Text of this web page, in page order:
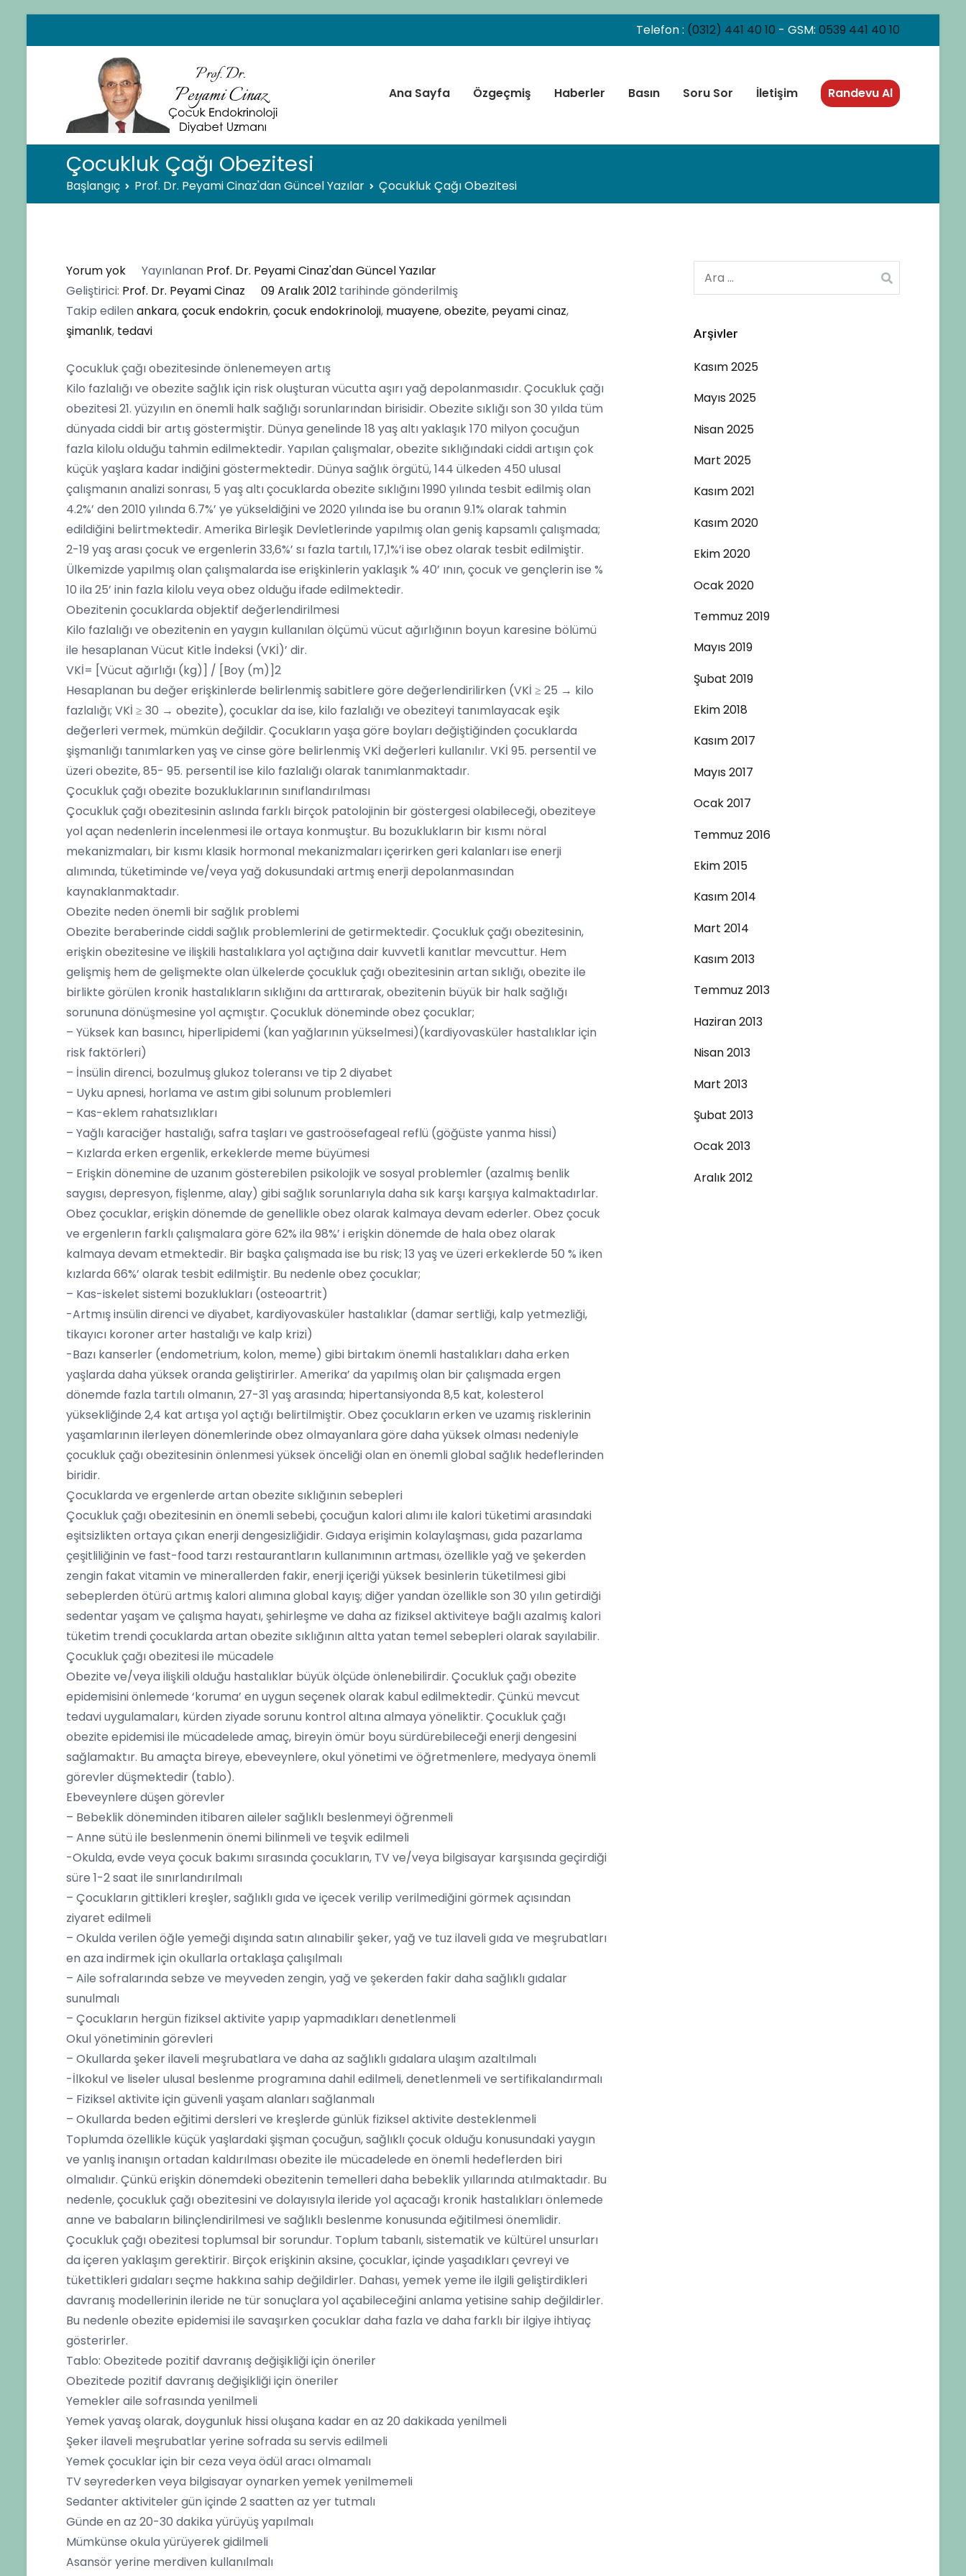
geç
Telefon : (0312) 441 40 10 - GSM: 0539 441 40 10
Prof. Dr. Peyami CİNAZ
Çocuk Endokrinolojisi ve Diyabet Uzmanı – Ankara
Ana Sayfa Özgeçmiş Haberler Basın Soru Sor İletişim Randevu Al
Çocukluk Çağı Obezitesi
Başlangıç Prof. Dr. Peyami Cinaz'dan Güncel Yazılar Çocukluk Çağı Obezitesi
Yorum yokÇocukluk
Çağı
Obezitesi
Yayınlanan Prof. Dr. Peyami Cinaz'dan Güncel Yazılar
Geliştirici: Prof. Dr. Peyami Cinaz 09 Aralık 2012tarihinde gönderilmiş
Takip edilenankara,çocuk endokrin,çocuk endokrinoloji, muayene,obezite, peyami cinaz,
şimanlık, tedavi
Çocukluk çağı obezitesinde önlenemeyen artış
Kilo fazlalığı ve obezite sağlık için risk oluşturan vücutta aşırı yağ depolanmasıdır. Çocukluk çağı
obezitesi 21. yüzyılın en önemli halk sağlığı sorunlarından birisidir. Obezite sıklığı son 30 yılda tüm
dünyada ciddi bir artış göstermiştir. Dünya genelinde 18 yaş altı yaklaşık 170 milyon çocuğun
fazla kilolu olduğu tahmin edilmektedir. Yapılan çalışmalar, obezite sıklığındaki ciddi artışın çok
küçük yaşlara kadar indiğini göstermektedir. Dünya sağlık örgütü, 144 ülkeden 450 ulusal
çalışmanın analizi sonrası, 5 yaş altı çocuklarda obezite sıklığını 1990 yılında tesbit edilmiş olan
4.2%’ den 2010 yılında 6.7%’ ye yükseldiğini ve 2020 yılında ise bu oranın 9.1% olarak tahmin
edildiğini belirtmektedir. Amerika Birleşik Devletlerinde yapılmış olan geniş kapsamlı çalışmada;
2-19 yaş arası çocuk ve ergenlerin 33,6%’ sı fazla tartılı, 17,1%’i ise obez olarak tesbit edilmiştir.
Ülkemizde yapılmış olan çalışmalarda ise erişkinlerin yaklaşık % 40’ ının, çocuk ve gençlerin ise %
10 ila 25’ inin fazla kilolu veya obez olduğu ifade edilmektedir.
Obezitenin çocuklarda objektif değerlendirilmesi
Kilo fazlalığı ve obezitenin en yaygın kullanılan ölçümü vücut ağırlığının boyun karesine bölümü
ile hesaplanan Vücut Kitle İndeksi (VKİ)’ dir.
VKİ= [Vücut ağırlığı (kg)] / [Boy (m)]2
Hesaplanan bu değer erişkinlerde belirlenmiş sabitlere göre değerlendirilirken (VKİ ≥ 25 → kilo
fazlalığı; VKİ ≥ 30 → obezite), çocuklar da ise, kilo fazlalığı ve obeziteyi tanımlayacak eşik
değerleri vermek, mümkün değildir. Çocukların yaşa göre boyları değiştiğinden çocuklarda
şişmanlığı tanımlarken yaş ve cinse göre belirlenmiş VKİ değerleri kullanılır. VKİ 95. persentil ve
üzeri obezite, 85- 95. persentil ise kilo fazlalığı olarak tanımlanmaktadır.
Çocukluk çağı obezite bozukluklarının sınıflandırılması
Çocukluk çağı obezitesinin aslında farklı birçok patolojinin bir göstergesi olabileceği, obeziteye
yol açan nedenlerin incelenmesi ile ortaya konmuştur. Bu bozuklukların bir kısmı nöral
mekanizmaları, bir kısmı klasik hormonal mekanizmaları içerirken geri kalanları ise enerji
alımında, tüketiminde ve/veya yağ dokusundaki artmış enerji depolanmasından
kaynaklanmaktadır.
Obezite neden önemli bir sağlık problemi
Obezite beraberinde ciddi sağlık problemlerini de getirmektedir. Çocukluk çağı obezitesinin,
erişkin obezitesine ve ilişkili hastalıklara yol açtığına dair kuvvetli kanıtlar mevcuttur. Hem
gelişmiş hem de gelişmekte olan ülkelerde çocukluk çağı obezitesinin artan sıklığı, obezite ile
birlikte görülen kronik hastalıkların sıklığını da arttırarak, obezitenin büyük bir halk sağlığı
sorununa dönüşmesine yol açmıştır. Çocukluk döneminde obez çocuklar;
– Yüksek kan basıncı, hiperlipidemi (kan yağlarının yükselmesi)(kardiyovasküler hastalıklar için
risk faktörleri)
– İnsülin direnci, bozulmuş glukoz toleransı ve tip 2 diyabet
– Uyku apnesi, horlama ve astım gibi solunum problemleri
– Kas-eklem rahatsızlıkları
– Yağlı karaciğer hastalığı, safra taşları ve gastroösefageal reflü (göğüste yanma hissi)
– Kızlarda erken ergenlik, erkeklerde meme büyümesi
– Erişkin dönemine de uzanım gösterebilen psikolojik ve sosyal problemler (azalmış benlik
saygısı, depresyon, fişlenme, alay) gibi sağlık sorunlarıyla daha sık karşı karşıya kalmaktadırlar.
Obez çocuklar, erişkin dönemde de genellikle obez olarak kalmaya devam ederler. Obez çocuk
ve ergenlerın farklı çalışmalara göre 62% ila 98%’ i erişkin dönemde de hala obez olarak
kalmaya devam etmektedir. Bir başka çalışmada ise bu risk; 13 yaş ve üzeri erkeklerde 50 % iken
kızlarda 66%’ olarak tesbit edilmiştir. Bu nedenle obez çocuklar;
– Kas-iskelet sistemi bozuklukları (osteoartrit)
-Artmış insülin direnci ve diyabet, kardiyovasküler hastalıklar (damar sertliği, kalp yetmezliği,
tikayıcı koroner arter hastalığı ve kalp krizi)
-Bazı kanserler (endometrium, kolon, meme) gibi birtakım önemli hastalıkları daha erken
yaşlarda daha yüksek oranda geliştirirler. Amerika’ da yapılmış olan bir çalışmada ergen
dönemde fazla tartılı olmanın, 27-31 yaş arasında; hipertansiyonda 8,5 kat, kolesterol
yüksekliğinde 2,4 kat artışa yol açtığı belirtilmiştir. Obez çocukların erken ve uzamış risklerinin
yaşamlarının ilerleyen dönemlerinde obez olmayanlara göre daha yüksek olması nedeniyle
çocukluk çağı obezitesinin önlenmesi yüksek önceliği olan en önemli global sağlık hedeflerinden
biridir.
Çocuklarda ve ergenlerde artan obezite sıklığının sebepleri
Çocukluk çağı obezitesinin en önemli sebebi, çocuğun kalori alımı ile kalori tüketimi arasındaki
eşitsizlikten ortaya çıkan enerji dengesizliğidir. Gıdaya erişimin kolaylaşması, gıda pazarlama
çeşitliliğinin ve fast-food tarzı restaurantların kullanımının artması, özellikle yağ ve şekerden
zengin fakat vitamin ve minerallerden fakir, enerji içeriği yüksek besinlerin tüketilmesi gibi
sebeplerden ötürü artmış kalori alımına global kayış; diğer yandan özellikle son 30 yılın getirdiği
sedentar yaşam ve çalışma hayatı, şehirleşme ve daha az fiziksel aktiviteye bağlı azalmış kalori
tüketim trendi çocuklarda artan obezite sıklığının altta yatan temel sebepleri olarak sayılabilir.
Çocukluk çağı obezitesi ile mücadele
Obezite ve/veya ilişkili olduğu hastalıklar büyük ölçüde önlenebilirdir. Çocukluk çağı obezite
epidemisini önlemede ‘koruma’ en uygun seçenek olarak kabul edilmektedir. Çünkü mevcut
tedavi uygulamaları, kürden ziyade sorunu kontrol altına almaya yöneliktir. Çocukluk çağı
obezite epidemisi ile mücadelede amaç, bireyin ömür boyu sürdürebileceği enerji dengesini
sağlamaktır. Bu amaçta bireye, ebeveynlere, okul yönetimi ve öğretmenlere, medyaya önemli
görevler düşmektedir (tablo).
Ebeveynlere düşen görevler
– Bebeklik döneminden itibaren aileler sağlıklı beslenmeyi öğrenmeli
– Anne sütü ile beslenmenin önemi bilinmeli ve teşvik edilmeli
-Okulda, evde veya çocuk bakımı sırasında çocukların, TV ve/veya bilgisayar karşısında geçirdiği
süre 1-2 saat ile sınırlandırılmalı
– Çocukların gittikleri kreşler, sağlıklı gıda ve içecek verilip verilmediğini görmek açısından
ziyaret edilmeli
– Okulda verilen öğle yemeği dışında satın alınabilir şeker, yağ ve tuz ilaveli gıda ve meşrubatları
en aza indirmek için okullarla ortaklaşa çalışılmalı
– Aile sofralarında sebze ve meyveden zengin, yağ ve şekerden fakir daha sağlıklı gıdalar
sunulmalı
– Çocukların hergün fiziksel aktivite yapıp yapmadıkları denetlenmeli
Okul yönetiminin görevleri
– Okullarda şeker ilaveli meşrubatlara ve daha az sağlıklı gıdalara ulaşım azaltılmalı
-İlkokul ve liseler ulusal beslenme programına dahil edilmeli, denetlenmeli ve sertifikalandırmalı
– Fiziksel aktivite için güvenli yaşam alanları sağlanmalı
– Okullarda beden eğitimi dersleri ve kreşlerde günlük fiziksel aktivite desteklenmeli
Toplumda özellikle küçük yaşlardaki şişman çocuğun, sağlıklı çocuk olduğu konusundaki yaygın
ve yanlış inanışın ortadan kaldırılması obezite ile mücadelede en önemli hedeflerden biri
olmalıdır. Çünkü erişkin dönemdeki obezitenin temelleri daha bebeklik yıllarında atılmaktadır. Bu
nedenle, çocukluk çağı obezitesini ve dolayısıyla ileride yol açacağı kronik hastalıkları önlemede
anne ve babaların bilinçlendirilmesi ve sağlıklı beslenme konusunda eğitilmesi önemlidir.
Çocukluk çağı obezitesi toplumsal bir sorundur. Toplum tabanlı, sistematik ve kültürel unsurları
da içeren yaklaşım gerektirir. Birçok erişkinin aksine, çocuklar, içinde yaşadıkları çevreyi ve
tükettikleri gıdaları seçme hakkına sahip değildirler. Dahası, yemek yeme ile ilgili geliştirdikleri
davranış modellerinin ileride ne tür sonuçlara yol açabileceğini anlama yetisine sahip değildirler.
Bu nedenle obezite epidemisi ile savaşırken çocuklar daha fazla ve daha farklı bir ilgiye ihtiyaç
gösterirler.
Tablo: Obezitede pozitif davranış değişikliği için öneriler
Obezitede pozitif davranış değişikliği için öneriler
Yemekler aile sofrasında yenilmeli
Yemek yavaş olarak, doygunluk hissi oluşana kadar en az 20 dakikada yenilmeli
Şeker ilaveli meşrubatlar yerine sofrada su servis edilmeli
Yemek çocuklar için bir ceza veya ödül aracı olmamalı
TV seyrederken veya bilgisayar oynarken yemek yenilmemeli
Sedanter aktiviteler gün içinde 2 saatten az yer tutmalı
Günde en az 20-30 dakika yürüyüş yapılmalı
Mümkünse okula yürüyerek gidilmeli
Asansör yerine merdiven kullanılmalı
Arama:
Arşivler
Kasım 2025
Mayıs 2025
Nisan 2025
Mart 2025
Kasım 2021
Kasım 2020
Ekim 2020
Ocak 2020
Temmuz 2019
Mayıs 2019
Şubat 2019
Ekim 2018
Kasım 2017
Mayıs 2017
Ocak 2017
Temmuz 2016
Ekim 2015
Kasım 2014
Mart 2014
Kasım 2013
Temmuz 2013
Haziran 2013
Nisan 2013
Mart 2013
Şubat 2013
Ocak 2013
Aralık 2012